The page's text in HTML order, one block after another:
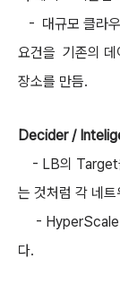
- 대규모 클라
요건을 기존의 데
장소를 만듬.
Decider /
- LB의 Target
는 것처럼 각 네
- HyperScale
다.